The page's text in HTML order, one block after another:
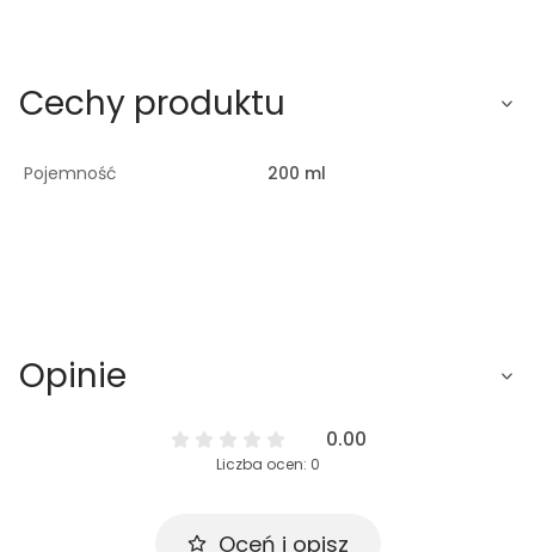
Cechy produktu
Pojemność 200 ml
Opinie
0.00
Liczba ocen: 0
Oceń i opisz